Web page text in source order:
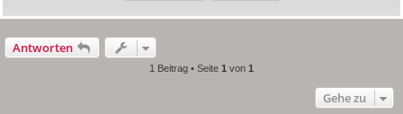
Antworten
1 Beitrag • Seite 1 von 1
Gehe zu